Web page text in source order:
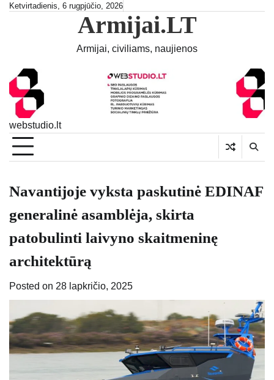
SkipKetvirtadienis, 6 rugpjūčio, 2026
Armijai.LT
Armijai, civiliams, naujienos
webstudio.lt
Navantijoje vyksta paskutinė EDINAF
generalinė asamblėja, skirta
patobulinti laivyno skaitmeninę
architektūrą
Posted on 28 lapkričio, 2025